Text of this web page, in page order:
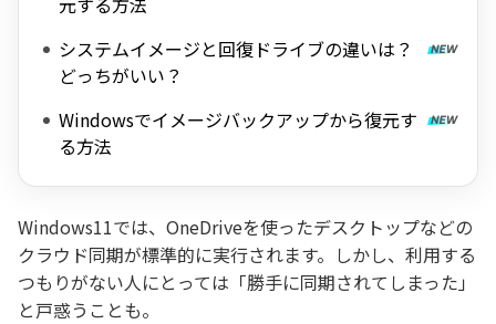
システムイメージと回復ドライブの違いは？
どっちがいい？
Windowsでイメージバックアップから復元す
る方法
Windows11では、OneDriveを使ったデスクトップなどの
クラウド同期が標準的に実行されます。しかし、利用する
つもりがない人にとっては「勝手に同期されてしまった」
と戸惑うことも。